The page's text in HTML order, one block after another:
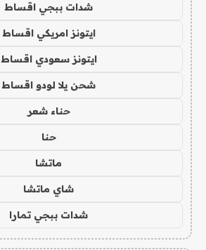
شدات ببجي اقساط
ايتونز امريكي اقساط
ايتونز سعودي اقساط
شحن يلا لودو اقساط
حناء شعر
حنا
ماتشا
شاي ماتشا
شدات ببجي تمارا